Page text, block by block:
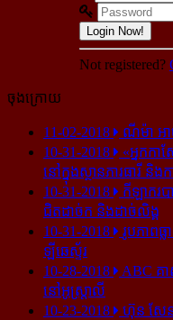
Login Now!
Not registered?
ចុងក្រោយ
11-02-2018
ណីម៉ា អា
10-31-2018
«អ្នក​កា
នៅ​ក្នុង​ស្ថាន​ភារធារី និ
10-31-2018
កីឡាករ​ប
ជិត​ដាច់ក និង​ដាច់​លិង្គ
10-31-2018
រូបភាព​ធ្
ឡីឆេស្ទ័រ
10-28-2018
ABC គ
នៅ​អូស្ត្រាលី
10-23-2018
ហ៊ុន សែន